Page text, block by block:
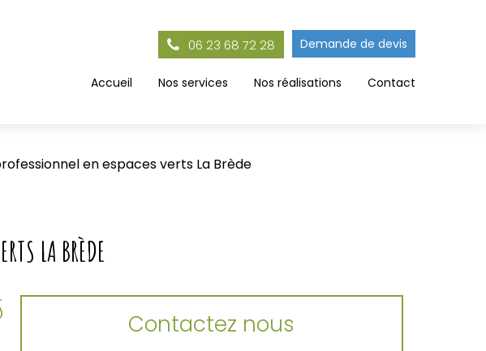
06 23 68 72 28 Demande de devis
Accueil Nos services Nos réalisations Contact
en espaces verts La Brède
LA BRÈDE
Contactez nous